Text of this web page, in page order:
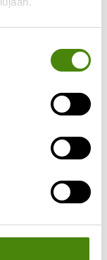
ja piknik-viltti
tänä kesänä
Pienillä